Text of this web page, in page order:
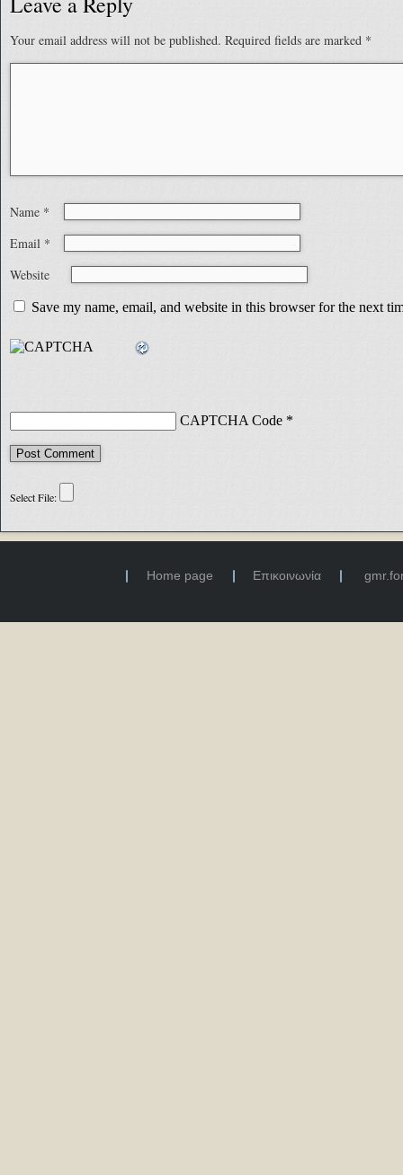
Your email address will not be published. Required fields are marked *
Name *
Email *
Website
Save my name, email, and website in this browser for the next
CAPTCHA Code *
Home page Επικοινωνία